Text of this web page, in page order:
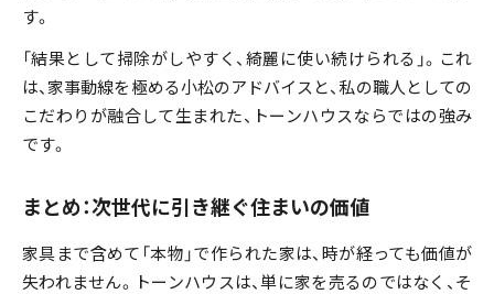
す。
「結果として掃除がしやすく、綺麗に使い続けられる」。これ
は、家事動線を極める小松のアドバイスと、私の職人としての
こだわりが融合して生まれた、トーンハウスならではの強み
です。
まとめ：次世代に引き継ぐ住まいの価値
家具まで含めて「本物」で作られた家は、時が経っても価値が
失われません。トーンハウスは、単に家を売るのではなく、そ